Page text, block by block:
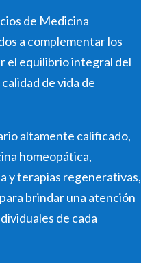
de Medicina
a complementar los
el equilibrio integral del
de vida de
altamente calificado,
homeopática,
y terapias regenerativas,
brindar una atención
de cada